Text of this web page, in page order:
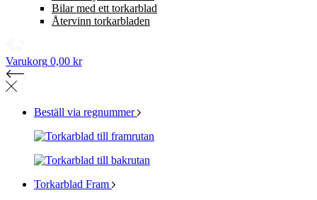
Bilar med ett torkarblad
Återvinn torkarbladen
Varukorg 0,00 kr
Beställ via regnummer
Torkarblad Fram